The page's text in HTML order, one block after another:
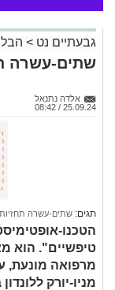
גבעתיים נט >
שתים-עשרה
אלדה נתנאל
25.09.24 / 08:42
תגים: שתים-עשרה תחזיות
הטכנו-
מרפואה מונעת,
מניו-יורק